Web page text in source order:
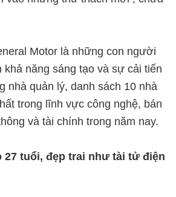
Motor là những con người
khả năng sáng tạo và sự cải tiến
nhà quản lý, danh sách 10 nhà
trong lĩnh vực công nghệ, bán
và tài chính trong năm nay.
27 tuổi, đẹp trai như tài tử điện